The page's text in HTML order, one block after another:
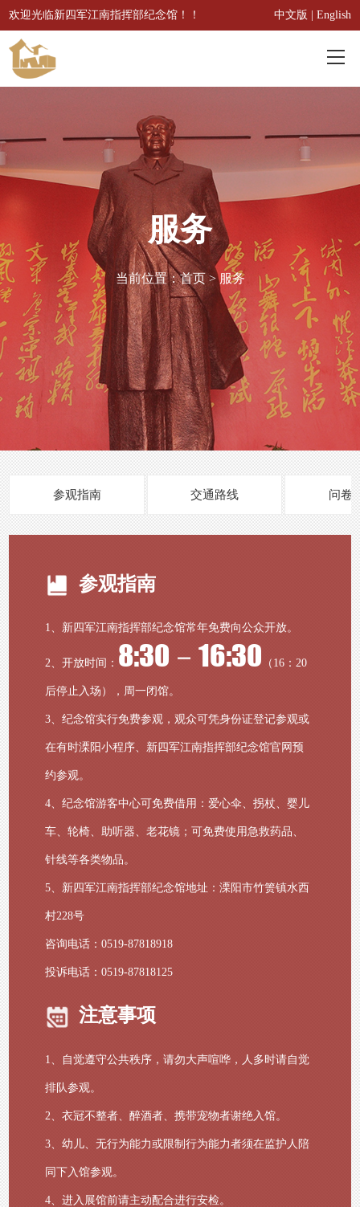
中文版 English
欢迎光临新四军江南指挥部纪念馆！！
主要荣誉
参观指南
交通路线
问卷调查
参观预约
资讯
新闻动态
实时资讯
收藏
3D文物
藏品推荐
展览
常设展览
临时展览
教育
活动回顾
服务
当前位置：首页>服务
参观指南 交通路线 问卷
参观指南
1、新四军江南指挥部纪念馆常年免费向公众开放。
2、开放时间： 8:30－16:30 （16：20
后停止入场），周一闭馆。
3、纪念馆实行免费参观，观众可凭身份证登记参观或
在有时溧阳小程序、新四军江南指挥部纪念馆官网预
约参观。
4、纪念馆游客中心可免费借用：爱心伞、拐杖、婴儿
车、轮椅、助听器、老花镜；可免费使用急救药品、
针线等各类物品。
5、新四军江南指挥部纪念馆地址：溧阳市竹箦镇水西
村228号
咨询电话：0519-87818918
投诉电话：0519-87818125
注意事项
1、自觉遵守公共秩序，请勿大声喧哗，人多时请自觉
排队参观。
2、衣冠不整者、醉酒者、携带宠物者谢绝入馆。
3、幼儿、无行为能力或限制行为能力者须在监护人陪
同下入馆参观。
4、进入展馆前请主动配合进行安检。